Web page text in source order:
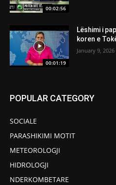
00:02:56
00:01:19
Lëshimi i
koren e
January 9, 2026
POPULAR CATEGORY
SOCIALE
PARASHIKIMI MOTIT
METEOROLOGJI
HIDROLOGJI
NDERKOMBETARE